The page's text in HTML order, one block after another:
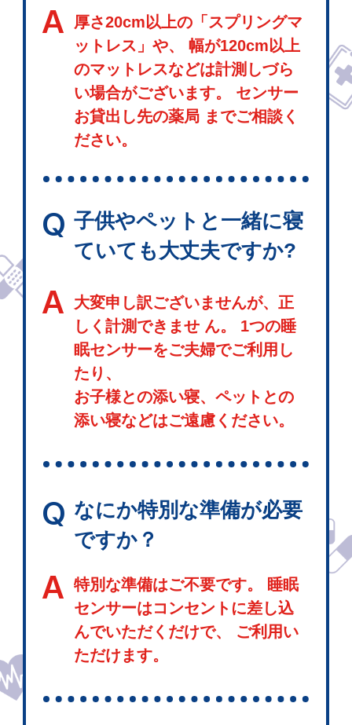
A
厚さ20cm以上の「スプリングマ
ットレス」や、 幅が120cm以上
のマットレスなどは計測しづら
い場合がございます。 センサー
お貸出し先の薬局 までご相談く
ださい。
Q 子供やペットと一緒に寝
ていても大丈夫ですか?
A
大変申し訳ございませんが、正
しく計測できませ ん。 1つの睡
眠センサーをご夫婦でご利用し
たり、
お子様との添い寝、ペットとの
添い寝などはご遠慮ください。
Q なにか特別な準備が必要
ですか？
A 特別な準備はご不要です。 睡眠
センサーはコンセントに差し込
んでいただくだけで、 ご利用い
ただけます。